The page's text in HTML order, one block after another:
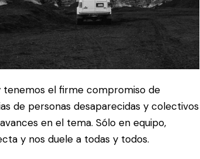
tenemos el firme compromiso de
de personas desaparecidas y colectivos
en el tema. Sólo en equipo,
y nos duele a todas y todos.